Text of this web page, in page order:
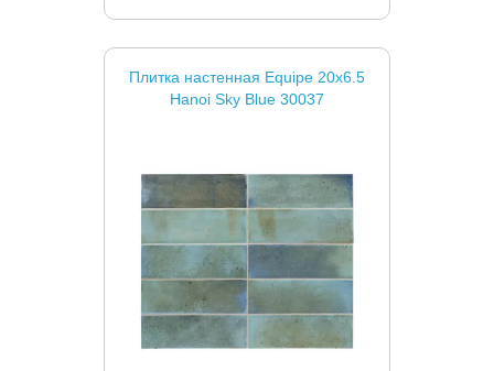
Плитка настенная Equipe 20x6.5
Hanoi Sky Blue 30037